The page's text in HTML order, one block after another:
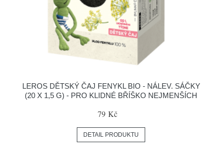
LEROS DĚTSKÝ ČAJ FENYKL BIO - NÁLEV. SÁČKY
(20 X 1,5 G) - PRO KLIDNÉ BŘÍŠKO NEJMENŠÍCH
79 Kč
DETAIL PRODUKTU